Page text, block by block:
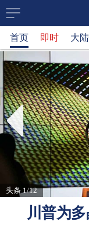
大
纪
元
新
闻
网
首页 即时 大陆
头条 1/12
川普为